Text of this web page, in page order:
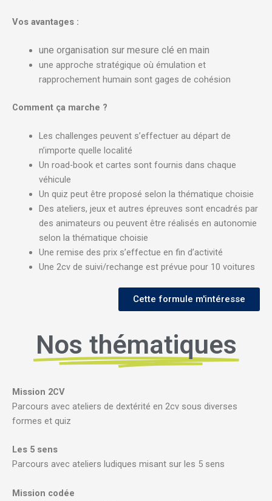
Vos avantages :
une organisation sur mesure clé en main
une approche stratégique où émulation et
rapprochement humain sont gages de cohésion
Comment ça marche ?
Les challenges peuvent s’effectuer au départ de
n’importe quelle localité
Un road-book et cartes sont fournis dans chaque
véhicule
Un quiz peut être proposé selon la thématique choisie
Des ateliers, jeux et autres épreuves sont encadrés par
des animateurs ou peuvent être réalisés en autonomie
selon la thématique choisie
Une remise des prix s’effectue en fin d’activité
Une 2cv de suivi/rechange est prévue pour 10 voitures
Cette formule m'intéresse
Nos thématiques
Mission 2CV
Parcours avec ateliers de dextérité en 2cv sous diverses
formes et quiz
Les 5 sens
Parcours avec ateliers ludiques misant sur les 5 sens
Mission codée